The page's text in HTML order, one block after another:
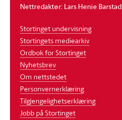
Nettredaktør: Lars Henie Barstad
Stortinget undervisning
Stortingets mediearkiv
Ordbok for Stortinget
Nyhetsbrev
Om nettstedet
Personvernerklæring
Tilgjengelighetserklæring
Jobb på Stortinget